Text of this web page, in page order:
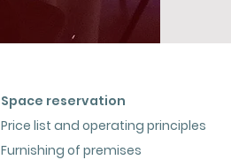
Space reservation
Price list and operating principles
Furnishing of premises